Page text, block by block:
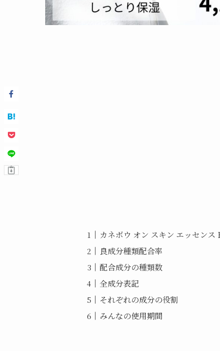
カネボウ オン スキン エッセンス
良成分種類配合率
配合成分の種類数
全成分表記
それぞれの成分の役割
みんなの使用期間